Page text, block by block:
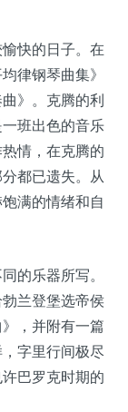
快的日子。在
律钢琴曲集》
》。克腾的利
班出色的音乐
情，在克腾的
都已遗失。从
满的情绪和自
的乐器所写。
兰登堡选帝侯
，并附有一篇
字里行间极尽
巴罗克时期的